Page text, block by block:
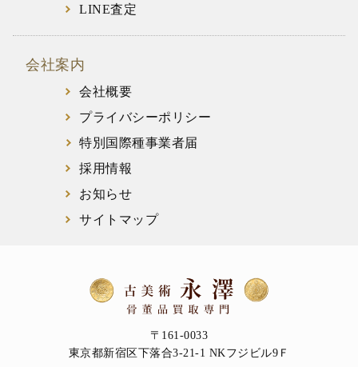
LINE査定
会社案内
会社概要
プライバシーポリシー
特別国際種事業者届
採用情報
お知らせ
サイトマップ
〒161-0033
東京都新宿区下落合3-21-1 NKフジビル9Ｆ